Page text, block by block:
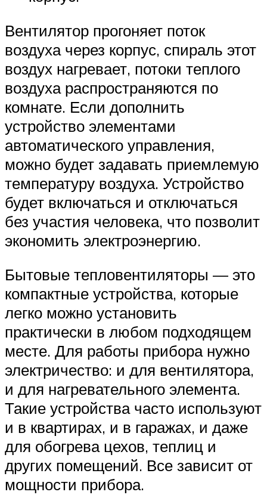
Вентилятор прогоняет поток
воздуха через корпус, спираль этот
воздух нагревает, потоки теплого
воздуха распространяются по
комнате. Если дополнить
устройство элементами
автоматического управления,
можно будет задавать приемлемую
температуру воздуха. Устройство
будет включаться и отключаться
без участия человека, что позволит
экономить электроэнергию.
Бытовые тепловентиляторы — это
компактные устройства, которые
легко можно установить
практически в любом подходящем
месте. Для работы прибора нужно
электричество: и для вентилятора,
и для нагревательного элемента.
Такие устройства часто используют
и в квартирах, и в гаражах, и даже
для обогрева цехов, теплиц и
других помещений. Все зависит от
мощности прибора.